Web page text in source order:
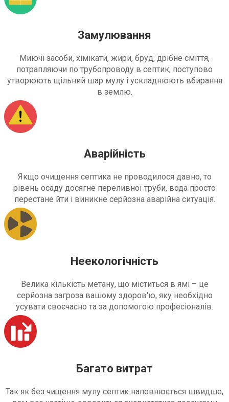
Замулювання
Миючі засоби, хімікати, жири, бруд, дрібне сміття,
потрапляючи по трубопроводу в септик, поступово
утворюють щільний шар мулу і ускладнюють вбирання
в землю.
Аварійність
Якщо очищення септика не проводилося давно, то
рівень осаду досягне переливної труби, вода просто
перестане йти і виникне серйозна аварійна ситуація.
Неекологічність
Велика кількість метану, що міститься в ямі – це
серйозна загроза вашому здоров'ю, яку необхідно
усувати своєчасно та за допомогою професіоналів.
Багато витрат
Так як без чищення мулу септик наповнюється швидше,